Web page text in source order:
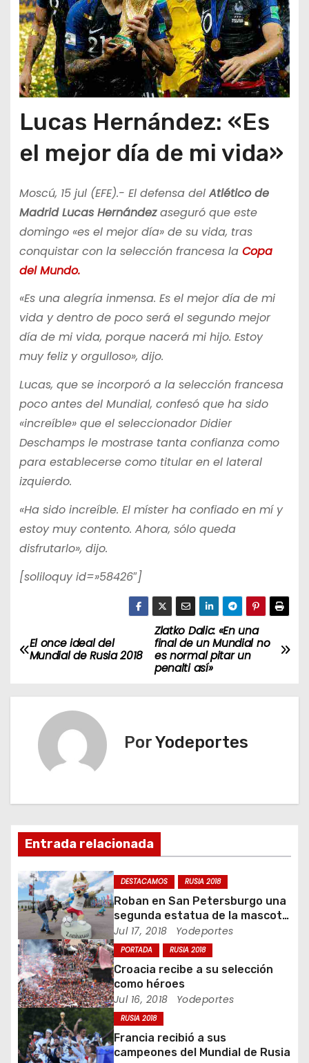
Lucas Hernández: «Es
el mejor día de mi vida»
Moscú, 15 jul (EFE).- El defensa delAtlético de
Madrid Lucas Hernándezaseguró que este
domingo «es el mejor día» de su vida, tras
conquistar con la selección francesa la Copa
del Mundo.
«Es una alegría inmensa. Es el mejor día de mi
vida y dentro de poco será el segundo mejor
día de mi vida, porque nacerá mi hijo. Estoy
muy feliz y orgulloso», dijo.
Lucas, que se incorporó a la selección francesa
poco antes del Mundial, confesó que ha sido
«increíble» que el seleccionador Didier
Deschamps le mostrase tanta confianza como
para establecerse como titular en el lateral
izquierdo.
«Ha sido increíble. El míster ha confiado en mí y
estoy muy contento. Ahora, sólo queda
disfrutarlo», dijo.
[soliloquy id=»58426″]
N
a
v
ó
n
d
e
e
n
t
Zlatko Dalic: «En una
final de un Mundial no
es normal pitar un
penalti así»
El once ideal del
Mundial de Rusia 2018
PorYodeportes
Entrada relacionada
DESTACAMOS RUSIA 2018
Roban en San Petersburgo una
segunda estatua de la mascota
del Mundial 2018
Jul 17, 2018 Yodeportes
PORTADA RUSIA 2018
Croacia recibe a su selección
como héroes
Jul 16, 2018 Yodeportes
RUSIA 2018
Francia recibió a sus
campeones del Mundial de Rusia